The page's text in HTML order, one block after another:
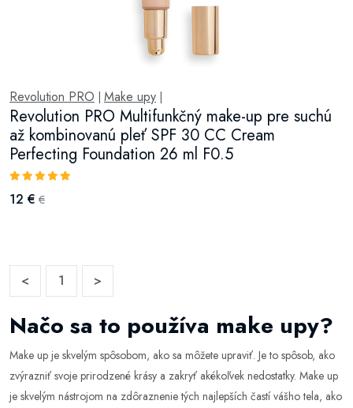
Revolution PRO Make upy
Revolution PRO Multifunkčný make-up pre suchú
až kombinovanú pleť SPF 30 CC Cream
Perfecting Foundation 26 ml F0.5
12 € €
< 1 >
Načo sa to používa make upy?
Make up je skvelým spôsobom, ako sa môžete upraviť. Je to spôsob, ako
zvýrazniť svoje prirodzené krásy a zakryť akékoľvek nedostatky. Make up
je skvelým nástrojom na zdôraznenie tých najlepších častí vášho tela, ako